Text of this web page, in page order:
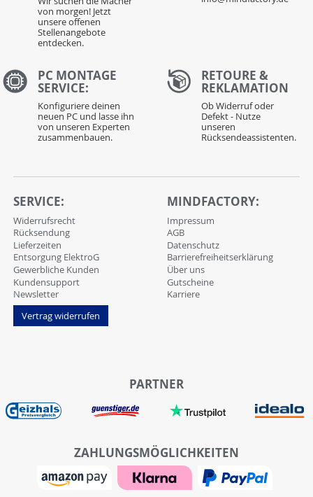
von morgen! Jetzt
unsere offenen
Stellenangebote
entdecken.
PC MONTAGE
SERVICE:
Konfiguriere deinen
neuen PC und lasse ihn
von unseren Experten
zusammenbauen.
RETOURE &
REKLAMATION
Ob Widerruf oder
Defekt - Nutze
unseren
Rücksendeassistenten.
SERVICE:
Widerrufsrecht
Rücksendung
Lieferzeiten
Entsorgung ElektroG
Gewerbliche Kunden
Kundensupport
Newsletter
Vertrag widerrufen
MINDFACTORY:
Impressum
AGB
Datenschutz
Barrierefreiheitserklärung
Über uns
Gutscheine
Karriere
PARTNER
ZAHLUNGSMÖGLICHKEITEN